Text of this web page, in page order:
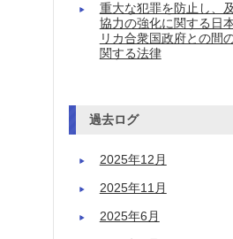
重大な犯罪を防止し、
協力の強化に関する日
リカ合衆国政府との間
関する法律
過去ログ
2025年12月
2025年11月
2025年6月